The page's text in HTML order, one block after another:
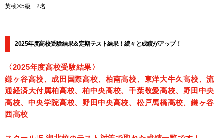
英検®5級 2名
2025年度高校受験結果＆定期テスト結果！続々と成績がアップ！
〈2025年度高校受験結果〉
鎌ヶ谷高校、成田国際高校、柏南高校、東洋大牛久高校、流
通経済大付属柏高校、柏中央高校、千葉敬愛高校、野田中央
高校、中央学院高校、野田中央高校、松戸馬橋高校、鎌ヶ谷
西高校